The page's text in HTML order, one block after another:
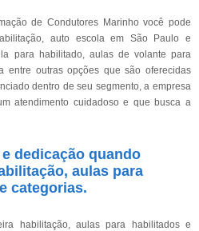
de Condutores Marinho você pode
auto escola em São Paulo e
para habilitado, aulas de volante para
entre outras opções que são oferecidas
dentro de seu segmento, a empresa
atendimento cuidadoso e que busca a
dedicação quando
aulas para
categorias.
habilitação, aulas para habilitados e